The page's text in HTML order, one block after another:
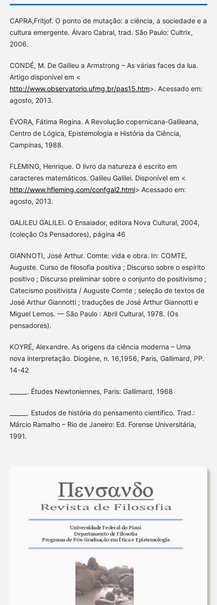
CAPRA,Fritjof. O ponto de mutação: a ciência, a sociedade e a
cultura emergente. Álvaro Cabral, trad. São Paulo: Cultrix,
2006.
CONDÉ, M. De Galileu a Armstrong – As várias faces da lua.
Artigo disponível em <
http://www.observatorio.ufmg.br/pas15.htm>. Acessado em:
agosto, 2013.
ÉVORA, Fátima Regina. A Revolução copernicana-Galileana,
Centro de Lógica, Epistemologia e História da Ciência,
Campinas, 1988.
FLEMING, Henrique. O livro da natureza é escrito em
caracteres matemáticos. Galileu Galilei. Disponível em <
http://www.hfleming.com/confgal2.html> Acessado em:
agosto, 2013.
GALILEU GALILEI. O Ensaiador, editora Nova Cultural, 2004,
(coleção Os Pensadores), página 46
GIANNOTI, José Arthur. Comte: vida e obra. In: COMTE,
Auguste. Curso de filosofia positiva ; Discurso sobre o espírito
positivo ; Discurso preliminar sobre o conjunto do positivismo ;
Catecismo positivista / Auguste Comte ; seleção de textos de
José Arthur Giannotti ; traduções de José Arthur Giannotti e
Miguel Lemos. — São Paulo : Abril Cultural, 1978. (Os
pensadores).
KOYRÉ, Alexandre. As origens da ciência moderna – Uma
nova interpretação. Diogène, n. 16,1956, Paris, Gallimard, PP.
14-42
______. Études Newtoniennes, Paris: Gallimard, 1968
______. Estudos de história do pensamento científico. Trad.:
Márcio Ramalho – Rio de Janeiro: Ed. Forense Universitária,
1991.